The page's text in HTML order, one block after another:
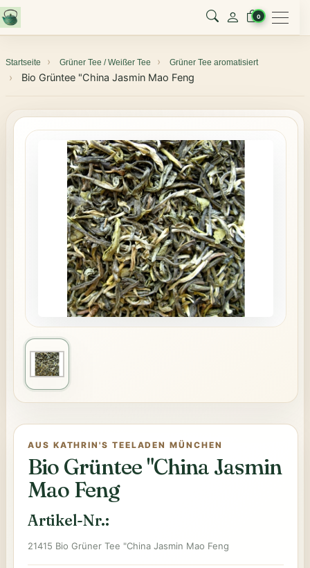
0 Menu
Startseite Grüner Tee / Weißer Tee Grüner Tee aromatisiert
Bio Grüntee "China Jasmin Mao Feng
AUS KATHRIN'S TEELADEN MÜNCHEN
Bio Grüntee "China Jasmin
Mao Feng
Artikel-Nr.:
21415 Bio Grüner Tee "China Jasmin Mao Feng